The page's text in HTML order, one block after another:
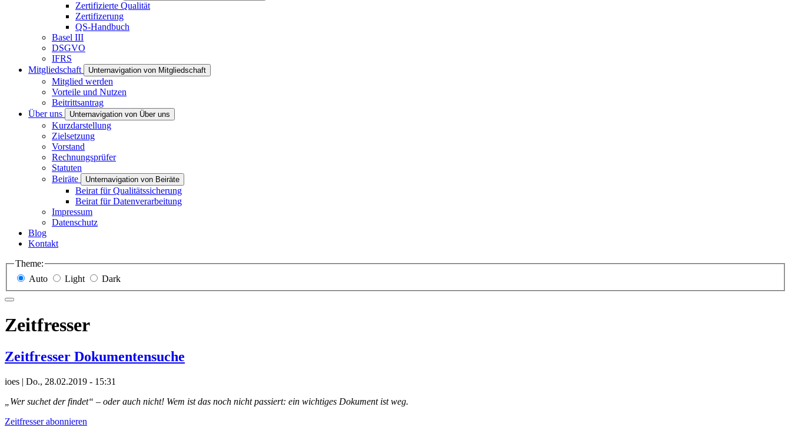
Zertifizierte Qualität
Zertifizerung
QS-Handbuch
Basel III
DSGVO
IFRS
Mitgliedschaft
Unternavigation von Mitgliedschaft
Mitglied werden
Vorteile und Nutzen
Beitrittsantrag
Über uns
Unternavigation von Über uns
Kurzdarstellung
Zielsetzung
Vorstand
Rechnungsprüfer
Statuten
Beiräte
Unternavigation von Beiräte
Beirat für Qualitätssicherung
Beirat für Datenverarbeitung
Impressum
Datenschutz
Blog
Kontakt
Theme:
Auto
Light Dark
Zeitfresser
Zeitfresser Dokumentensuche
ioes | Do., 28.02.2019 - 15:31
„Wer suchet der findet“ – oder auch nicht! Wem ist das noch nicht passiert: ein wichtiges Dokument ist weg.
Zeitfresser abonnieren